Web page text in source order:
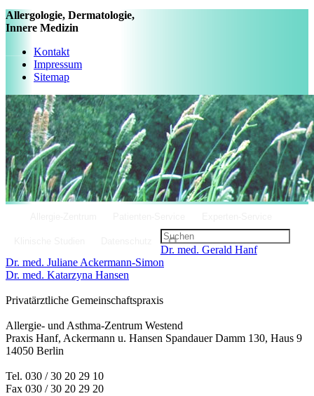
Allergologie, Dermatologie,
Innere Medizin
Kontakt
Impressum
Sitemap
Dr. med. Gerald Hanf
Dr. med. Juliane Ackermann-Simon
Dr. med. Katarzyna Hansen
Privatärztliche Gemeinschaftspraxis
Allergie- und Asthma-Zentrum Westend
Praxis Hanf, Ackermann u. Hansen Spandauer Damm 130, Haus 9
14050 Berlin
Tel. 030 / 30 20 29 10
Fax 030 / 30 20 29 20